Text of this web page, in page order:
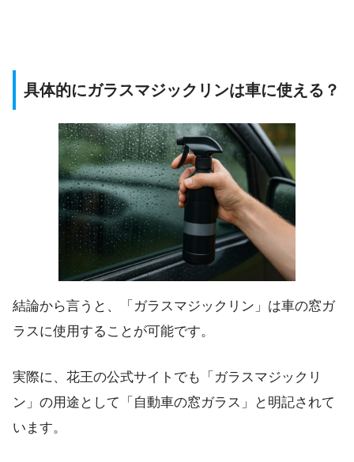
具体的にガラスマジックリンは車に使える？
結論から言うと、「ガラスマジックリン」は車の窓ガ
ラスに使用することが可能です。
実際に、花王の公式サイトでも「ガラスマジックリ
ン」の用途として「自動車の窓ガラス」と明記されて
います。